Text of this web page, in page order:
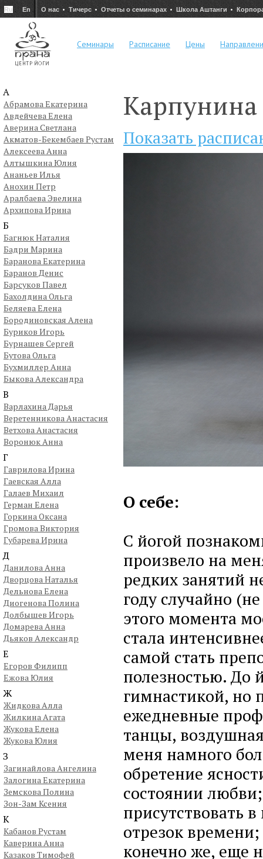
Ru En О нас Тичерс Отчеты о семинарах Школа Аштанги
Семинары Расписание Цены
А
Абрамова Екатерина
Авдейчева Елена
Аверина Светлана
Акматов-Бекембаев Рустам
Алексеева Анна
Алтышкина Юлия
Ананьев Илья
Анохин Петр
Аралбаева Эвелина
Архипова Ирина
Б
Багнюк Наталия
Бадри Марина
Баранова Екатерина
Баранов Денис
Барсуков Павел
Бахолдина Ольга
Беляева Елена
Бородиновская Алена
Буриков Игорь
Бурнашев Сергей
Бутова Ольга
Бухмиллер Анна
Быкова Александра
В
Варлахина Дарья
Веретенникова Анастасия
Ветхова Анастасия
Воронюк Анна
Г
Гаврилова Ирина
Гаевская Алла
Галаев Михаил
Герман Елена
Горкина Оксана
Громова Виктория
Губарева Ирина
Д
Данилова Анна
Дворцова Наталья
Дельнова Елена
Диогенова Полина
Долбышев Игорь
Домарева Анна
Дьяков Александр
Е
Егоров Филипп
Ежова Юлия
Ж
Жидкова Алла
Жилкина Агата
Жукова Елена
Жукова Юлия
З
Загинайлова Ангелина
Залогина Екатерина
Земскова Полина
Зон-Зам Ксения
К
Кабанов Рустам
Каверина Анна
Казаков Тимофей
Показать
О себе:
С йогой
произвело на
редких занятий
году случайно
этого момента
стала
самой стать
полезностью. До
гимнастикой, но
ежедневные
танцы,
меня намного
обретение
состоянии
присутствовать
отрезок
конечно же, еще